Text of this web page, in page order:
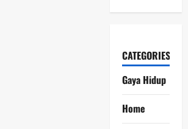
CATEGORIES
Gaya Hidup
Home